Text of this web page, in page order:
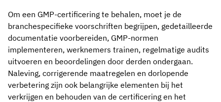
Om een GMP-certificering te behalen, moet je de
branchespecifieke voorschriften begrijpen, gedetailleerde
documentatie voorbereiden, GMP-normen
implementeren, werknemers trainen, regelmatige audits
uitvoeren en beoordelingen door derden ondergaan.
Naleving, corrigerende maatregelen en dorlopende
verbetering zijn ook belangrijke elementen bij het
verkrijgen en behouden van de certificering en het